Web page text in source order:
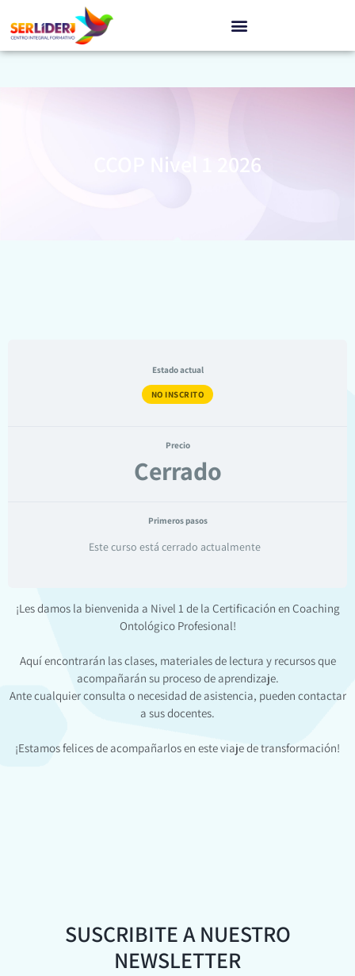
CCOP Nivel 1 2026
Estado actual
NO INSCRITO
Precio
Cerrado
Primeros pasos
Este curso está cerrado actualmente
¡Les damos la bienvenida a Nivel 1 de la Certificación en Coaching
Ontológico Profesional!
Aquí encontrarán las clases, materiales de lectura y recursos que
acompañarán su proceso de aprendizaje.
Ante cualquier consulta o necesidad de asistencia, pueden contactar
a sus docentes.
¡Estamos felices de acompañarlos en este viaje de transformación!
SUSCRIBITE A NUESTRO
NEWSLETTER